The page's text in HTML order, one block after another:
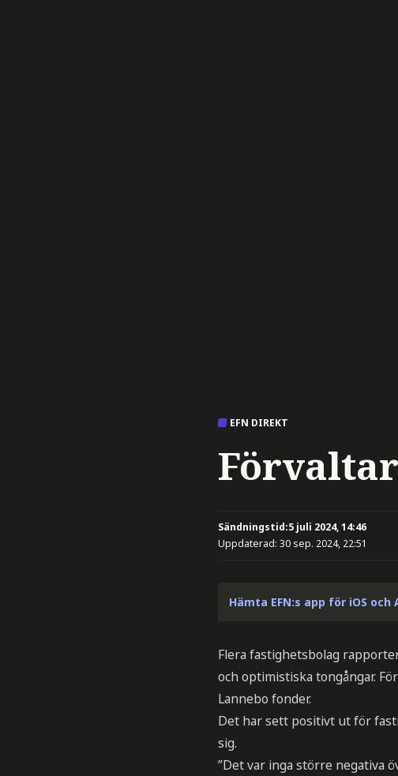
EFN DIREKT
Sändningstid:5 juli 2024, 14:46
Uppdaterad: 30 sep. 2024, 22:51
Hämta EFN:s app för iOS och
Flera fastighetsbolag
och optimistiska tongångar.
Lannebo fonder.
Det har sett positivt ut för
sig.
”Det var inga större negativa